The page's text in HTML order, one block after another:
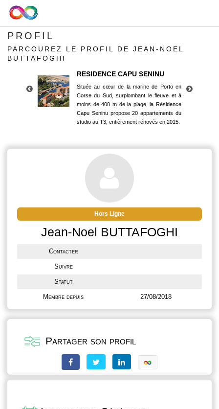
PROFIL
PARCOUREZ LE PROFIL DE JEAN-NOEL
BUTTAFOGHI
RESIDENCE CAPU SENINU
Située au cœur de la marine de Porto en
Corse du Sud, surplombant le fleuve et à
moins de 400 m de la plage, la Résidence
Capu Seninu propose 20 appartements du
studio au T3, entièrement rénovés en 2015.
Corse du Sud, surplombant le fleuve et à
moins de 400 m de la plage, la Résidence
Capu Seninu propose 20 appartements du
studio au T3, entièrement rénovés en 2015.
Hors Ligne
Jean-Noel BUTTAFOGHI
Contacter
Suivre
Statut
Membre depuis 27/08/2018
Partager son profil